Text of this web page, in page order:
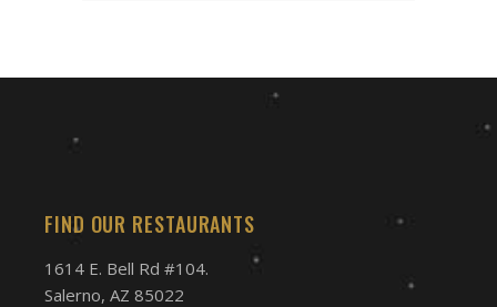
FIND OUR RESTAURANTS
1614 E. Bell Rd #104.
Salerno, AZ 85022